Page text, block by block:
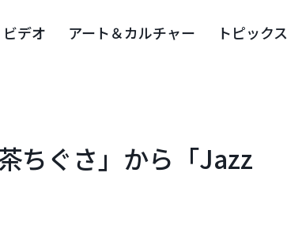
ビデオ アート＆カルチャー トピックス
ちぐさ」から「Jazz